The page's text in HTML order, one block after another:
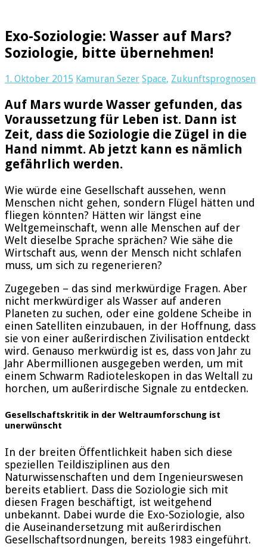
Exo-Soziologie: Wasser auf Mars?
Soziologie, bitte übernehmen!
1. Oktober 2015 Kamuran Sezer Space, Zukunftsprognosen
Auf Mars wurde Wasser gefunden, das
Voraussetzung für Leben ist. Dann ist
Zeit, dass die Soziologie die Zügel in die
Hand nimmt. Ab jetzt kann es nämlich
gefährlich werden.
Wie würde eine Gesellschaft aussehen, wenn
Menschen nicht gehen, sondern Flügel hätten und
fliegen könnten? Hätten wir längst eine
Weltgemeinschaft, wenn alle Menschen auf der
Welt dieselbe Sprache sprächen? Wie sähe die
Wirtschaft aus, wenn der Mensch nicht schlafen
muss, um sich zu regenerieren?
Zugegeben – das sind merkwürdige Fragen. Aber
nicht merkwürdiger als Wasser auf anderen
Planeten zu suchen, oder eine goldene Scheibe in
einen Satelliten einzubauen, in der Hoffnung, dass
sie von einer außerirdischen Zivilisation entdeckt
wird. Genauso merkwürdig ist es, dass von Jahr zu
Jahr Abermillionen ausgegeben werden, um mit
einem Schwarm Radioteleskopen in das Weltall zu
horchen, um außerirdische Signale zu entdecken.
Gesellschaftskritik in der Weltraumforschung ist
unerwünscht
In der breiten Öffentlichkeit haben sich diese
speziellen Teildisziplinen aus den
Naturwissenschaften und dem Ingenieurswesen
bereits etabliert. Dass die Soziologie sich mit
diesen Fragen beschäftigt, ist weitgehend
unbekannt. Dabei wurde die Exo-Soziologie, also
die Auseinandersetzung mit außerirdischen
Gesellschaftsordnungen, bereits 1983 eingeführt.